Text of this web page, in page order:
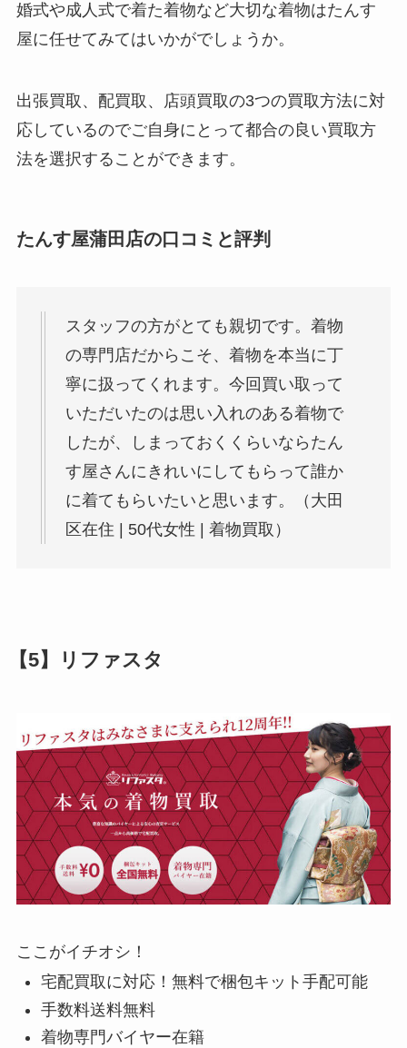
婚式や成人式で着た着物など大切な着物はたんす
屋に任せてみてはいかがでしょうか。
出張買取、配買取、店頭買取の3つの買取方法に対
応しているのでご自身にとって都合の良い買取方
法を選択することができます。
たんす屋蒲田店の口コミと評判
スタッフの方がとても親切です。着物
の専門店だからこそ、着物を本当に丁
寧に扱ってくれます。今回買い取って
いただいたのは思い入れのある着物で
したが、しまっておくくらいならたん
す屋さんにきれいにしてもらって誰か
に着てもらいたいと思います。（大田
区在住 | 50代女性 | 着物買取）
【5】リファスタ
ここがイチオシ！
宅配買取に対応！無料で梱包キット手配可能
手数料送料無料
着物専門バイヤー在籍